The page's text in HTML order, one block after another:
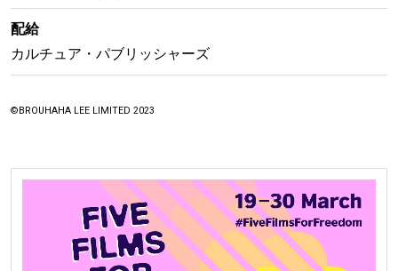
配給
カルチュア・パブリッシャーズ
©BROUHAHA LEE LIMITED 2023